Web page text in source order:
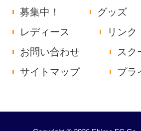
募集中！
グッズ
レディース
リンク
お問い合わせ
スク
サイトマップ
プラ